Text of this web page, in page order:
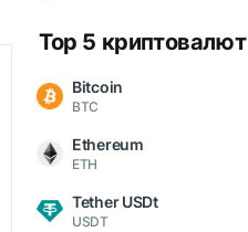
Top 5 криптовалют
Bitcoin
BTC
Ethereum
ETH
Tether USDt
USDT